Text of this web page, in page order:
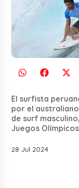
El surfista
por el
de surf
Juegos
28 Jul 2024